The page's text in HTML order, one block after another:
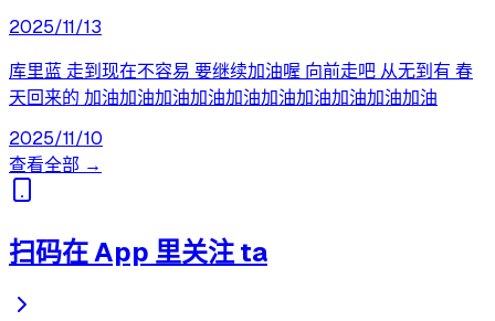
2025/11/13
库里蓝 走到现在不容易 要继续加油喔 向前走吧 从无到有 春
天回来的 加油加油加油加油加油加油加油加油加油加油
2025/11/10
查看全部 →
扫码在 App 里关注 ta